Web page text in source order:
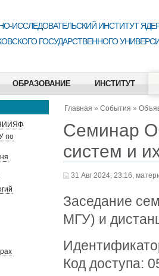
ИССЛЕДОВАТЕЛЬСКИЙ ИНСТИТУТ
ГОСУДАРСТВЕННОГО
ОБРАЗОВАНИЕ ИНСТИТУТ
НИИЯФ
по
Главная » События »
Семинар
систем и
31 Авг 2024, 23:16,
Заседание
МГУ) и
Код доступа: